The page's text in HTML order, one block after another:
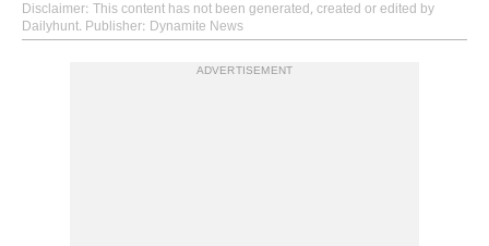
Disclaimer: This content has not been generated, created or edited by
Dailyhunt. Publisher: Dynamite News
ADVERTISEMENT